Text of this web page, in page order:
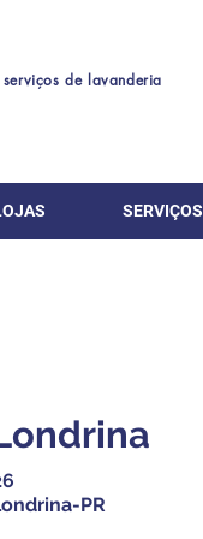
de lavanderia
SERVIÇOS
PR